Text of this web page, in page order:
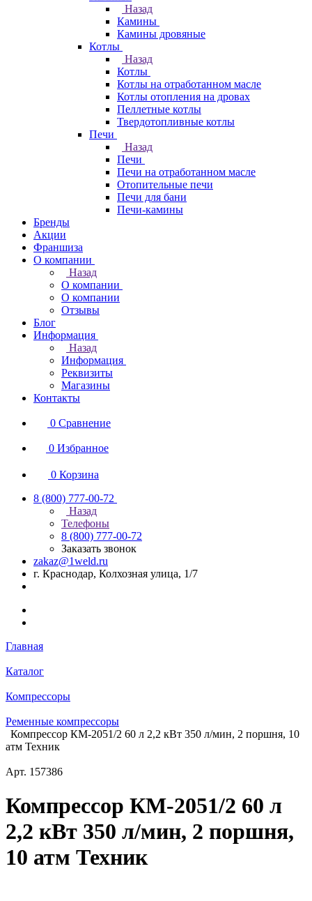
Назад
Камины
Камины дровяные
Котлы
Назад
Котлы
Котлы на отработанном масле
Котлы отопления на дровах
Пеллетные котлы
Твердотопливные котлы
Печи
Назад
Печи
Печи на отработанном масле
Отопительные печи
Печи для бани
Печи-камины
Бренды
Акции
Франшиза
О компании
Назад
О компании
О компании
Отзывы
Блог
Информация
Назад
Информация
Реквизиты
Магазины
Контакты
0 Сравнение
0 Избранное
0 Корзина
8 (800) 777-00-72
Назад
Телефоны
8 (800) 777-00-72
Заказать звонок
zakaz@1weld.ru
г. Краснодар, Колхозная улица, 1/7
Главная
Каталог
Компрессоры
Ременные компрессоры
Компрессор КМ-2051/2 60 л 2,2 кВт 350 л/мин, 2 поршня, 10
атм Техник
Арт. 157386
Компрессор КМ-2051/2 60 л
2,2 кВт 350 л/мин, 2 поршня,
10 атм Техник